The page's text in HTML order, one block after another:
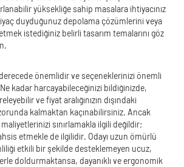
yüksekliğe sahip masalara ihtiyacınız
duyduğunuz depolama çözümlerini veya
istediğiniz belirli tasarım temalarını göz
önemlidir ve seçeneklerinizi önemli
kadar harcayabileceğinizi bildiğinizde,
ve fiyat aralığınızın dışındaki
kalmaktan kaçınabilirsiniz. Ancak
sınırlamakla ilgili değildir;
etmekle de ilgilidir. Odayı uzun ömürlü
etkili bir şekilde desteklemeyen ucuz,
doldurmaktansa, dayanıklı ve ergonomik